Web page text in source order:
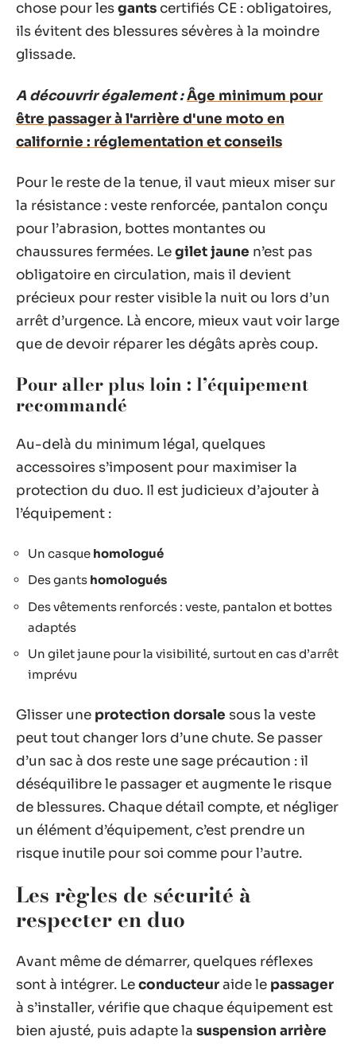
chose pour lesgants certifiés CE : obligatoires,
ils évitent des blessures sévères à la moindre
glissade.
A découvrir également :Âge minimum pour
être passager à l'arrière d'une moto en
californie : réglementation et conseils
Pour le reste de la tenue, il vaut mieux miser sur
la résistance : veste renforcée, pantalon conçu
pour l’abrasion, bottes montantes ou
chaussures fermées. Legilet jaune n’est pas
obligatoire en circulation, mais il devient
précieux pour rester visible la nuit ou lors d’un
arrêt d’urgence. Là encore, mieux vaut voir large
que de devoir réparer les dégâts après coup.
Pour aller plus loin : l’équipement
recommandé
Au-delà du minimum légal, quelques
accessoires s’imposent pour maximiser la
protection du duo. Il est judicieux d’ajouter à
l’équipement :
Un casque homologué
Des gants homologués
Des vêtements renforcés : veste, pantalon et bottes
adaptés
Un gilet jaune pour la visibilité, surtout en cas d’arrêt
imprévu
Glisser une protection dorsale sous la veste
peut tout changer lors d’une chute. Se passer
d’un sac à dos reste une sage précaution : il
déséquilibre le passager et augmente le risque
de blessures. Chaque détail compte, et négliger
un élément d’équipement, c’est prendre un
risque inutile pour soi comme pour l’autre.
Les règles de sécurité à
respecter en duo
Avant même de démarrer, quelques réflexes
sont à intégrer. Leconducteuraide le passager
à s’installer, vérifie que chaque équipement est
bien ajusté, puis adapte la suspension arrière